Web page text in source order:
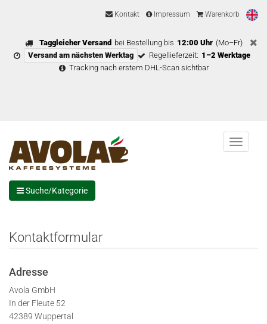
Kontakt Impressum Warenkorb
Taggleicher Versand bei Bestellung bis 12:00 Uhr (Mo–Fr)
Versand am nächsten Werktag
Regellieferzeit: 1–2 Werktage
Tracking nach erstem DHL-Scan sichtbar
Menu
Suche/Kategorie
Kontaktformular
Adresse
Avola GmbH
In der Fleute 52
42389 Wuppertal